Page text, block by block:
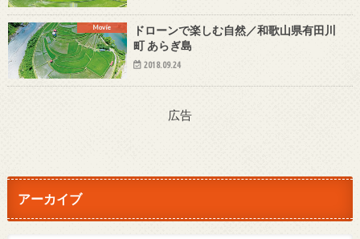
Movie
ドローンで楽しむ自然／和歌山県有田川
町 あらぎ島
2018.09.24
広告
アーカイブ